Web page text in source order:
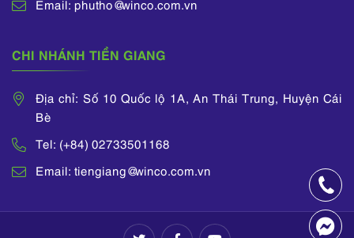
Email: phutho@winco.com.vn
CHI NHÁNH TIỀN GIANG
Địa chỉ: Số 10 Quốc lộ 1A, An Thái Trung, Huyện Cái
Bè
Tel: (+84) 02733501168
Email: tiengiang@winco.com.vn